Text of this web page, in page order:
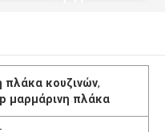
πλάκα κουζινών,
μαρμάρινη πλάκα